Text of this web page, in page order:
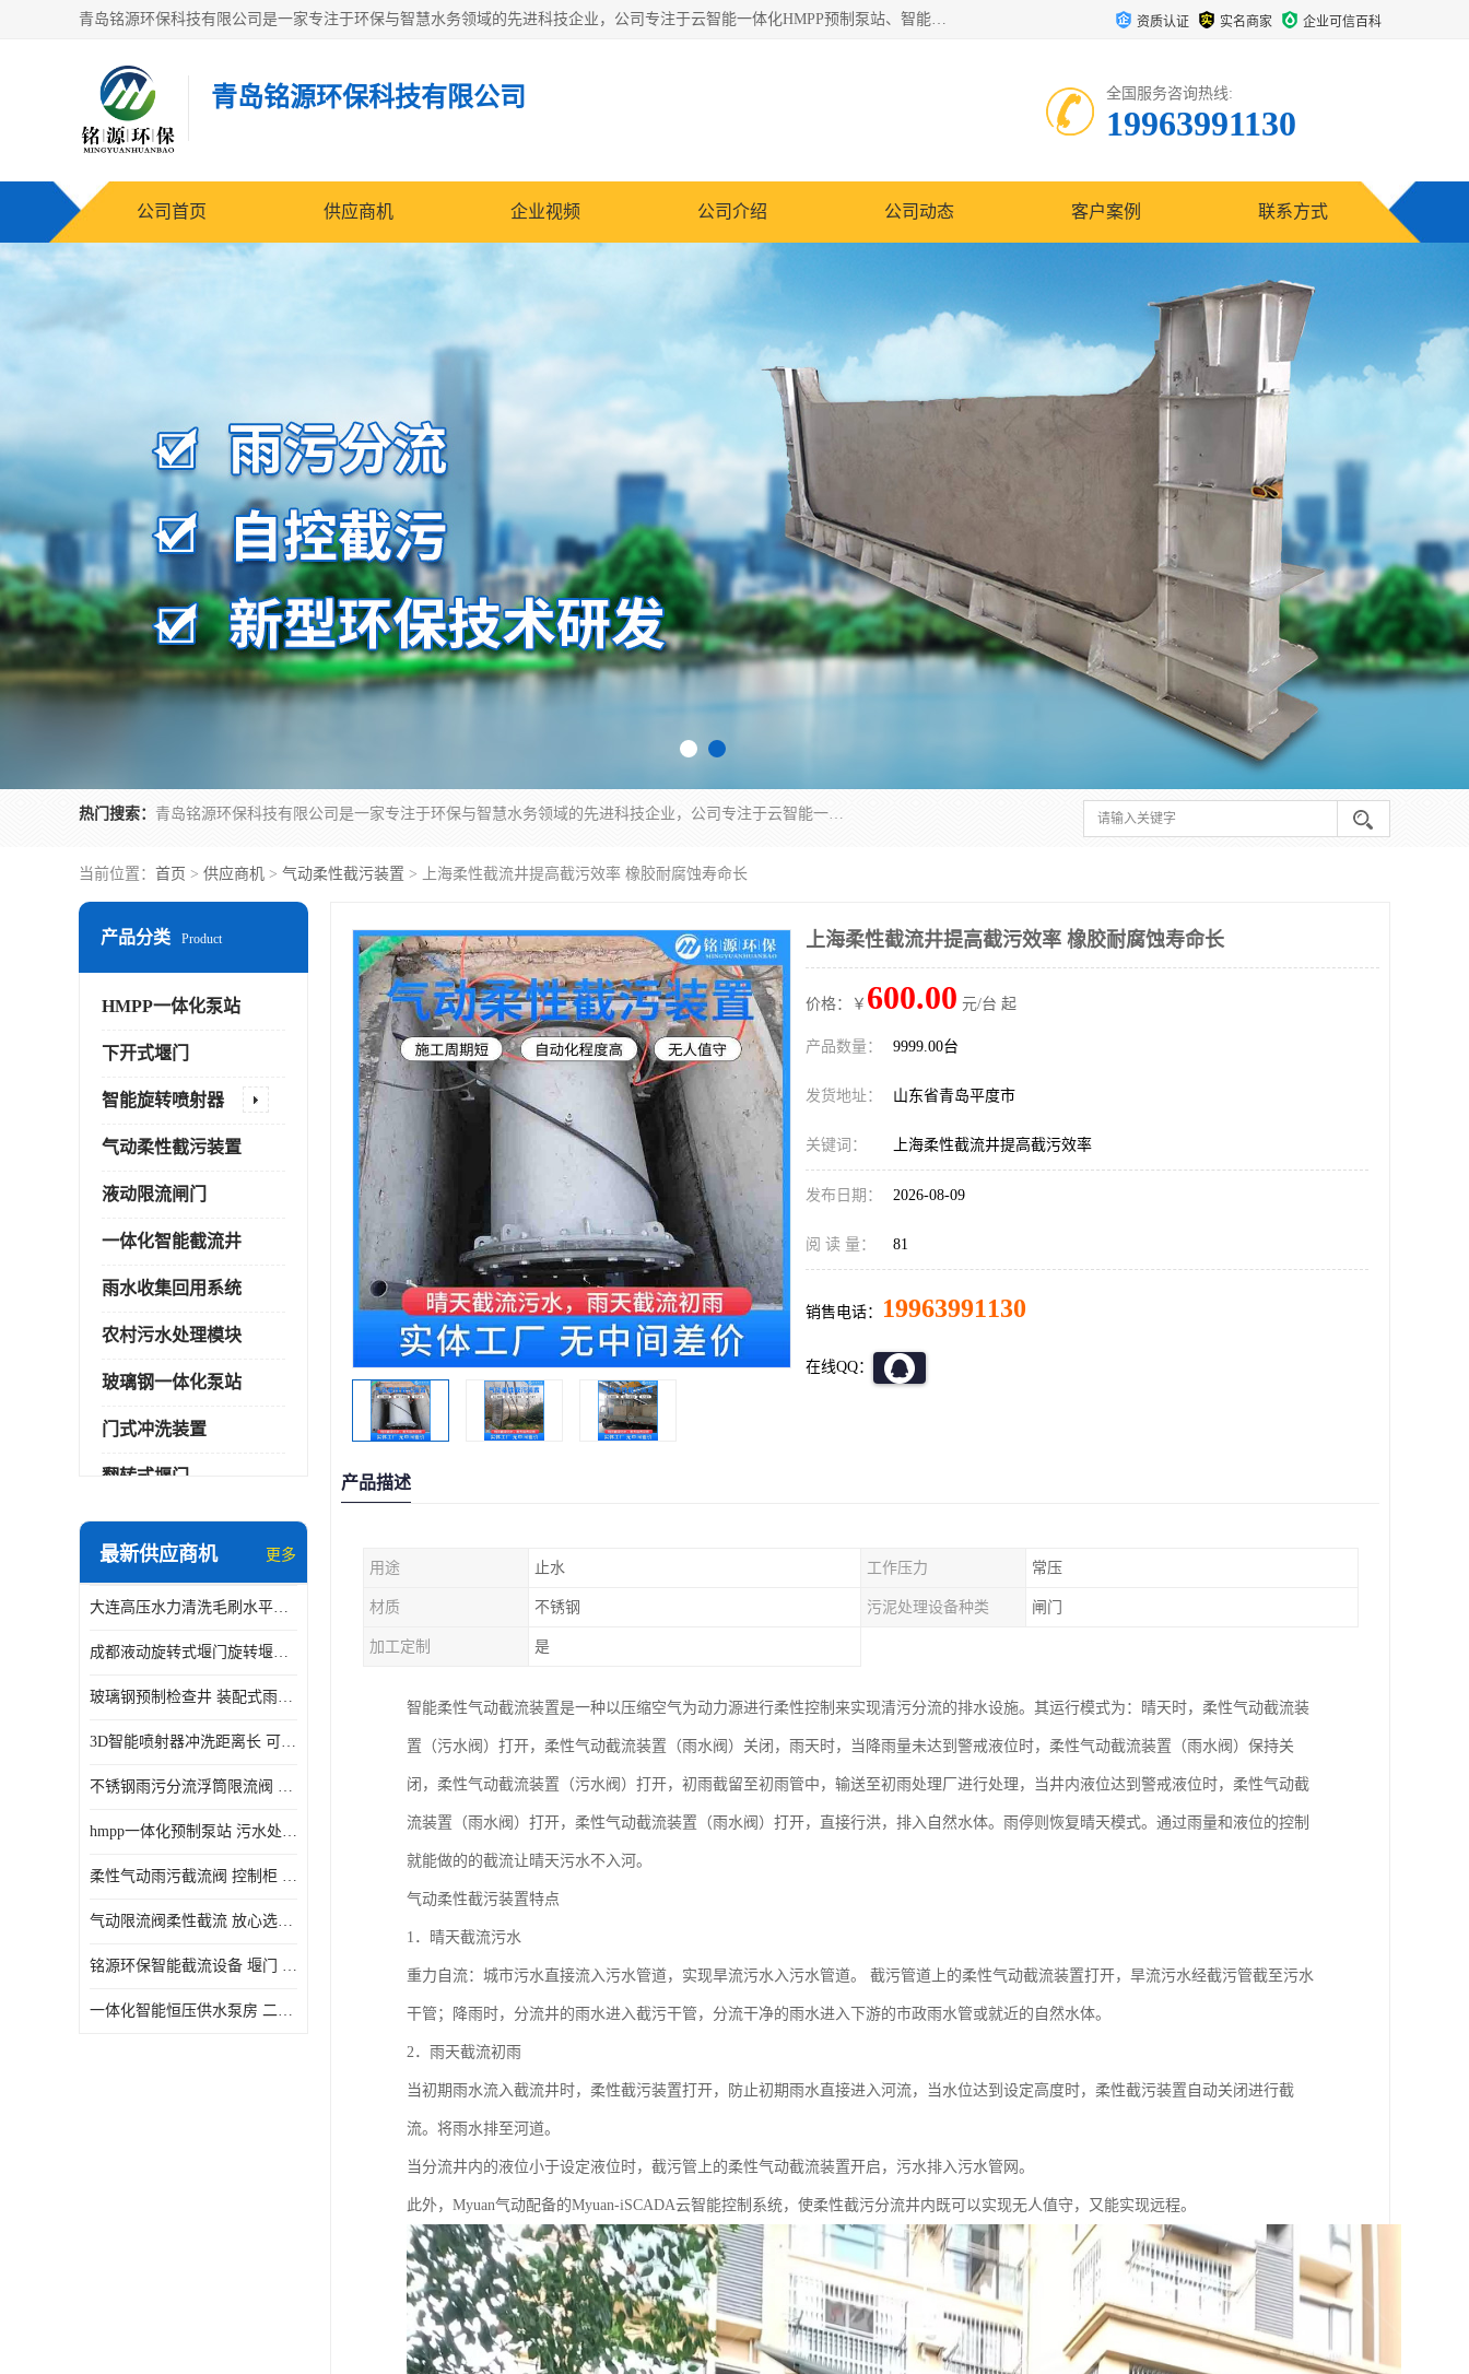
青岛铭源环保科技有限公司是一家专注于环保与智慧水务领域的先进科技企业，公司专注于云智能一体化HMPP预制泵站、智能截流井设备、调蓄池雨洪管理设备、水务循环利用、云智慧水务开发及新型环保技术研发等领域。 资质认证 实名商家 企业可信百科
青岛铭源环保科技有限公司 全国服务咨询热线:
19963991130
公司首页 供应商机 企业视频 公司介绍 公司动态 客户案例 联系方式
热门搜索： 青岛铭源环保科技有限公司是一家专注于环保与智慧水务领域的先进科技企业，公司专注于云智能一体化HMPP预制泵站、智能截流井设备、调蓄池雨洪管理设备、水务循环利用、云智慧水务开发及新型环保技术研发等领域。
当前位置： 首页 > 供应商机 > 气动柔性截污装置 > 上海柔性截流井提高截污效率 橡胶耐腐蚀寿命长
产品分类 Product
HMPP一体化泵站
下开式堰门
智能旋转喷射器
气动柔性截污装置
液动限流闸门
一体化智能截流井
雨水收集回用系统
农村污水处理模块
玻璃钢一体化泵站
门式冲洗装置
翻转式堰门
智能一体化雨水泵站
智能一体化供水泵房
智能一体化净水设备
最新供应商机 更多
大连高压水力清洗毛刷水平自清洁滚刷 水力自动冲洗系统 水力清洗
成都液动旋转式堰门旋转堰门 自动控制 SUS304
玻璃钢预制检查井 装配式雨水污水井 初期弃流井 源头厂家
3D智能喷射器冲洗距离长 可270度旋转 高强度水压远距离喷洗
不锈钢雨污分流浮筒限流阀 DN150-DN1000 品质可信
hmpp一体化预制泵站 污水处理系统 乡镇学校市政排水 厂家供应
柔性气动雨污截流阀 控制柜 远程控制安全性高检修方便
气动限流阀柔性截流 放心选购 控源截污铭源环保
铭源环保智能截流设备 堰门 铸铁调节闸门作用 源头商家 可定制
一体化智能恒压供水泵房 二次加压供水设备户外智慧泵房
上海柔性截流井提高截污效率 橡胶耐腐蚀寿命长
价格：￥ 600.00 元/台 起
产品数量： 9999.00台
发货地址： 山东省青岛平度市
关键词： 上海柔性截流井提高截污效率
发布日期： 2026-08-09
阅 读 量： 81
销售电话： 19963991130
在线QQ：
产品描述
用途 止水 工作压力 常压
材质 不锈钢 污泥处理设备种类 闸门
加工定制 是
智能柔性气动截流装置是一种以压缩空气为动力源进行柔性控制来实现清污分流的排水设施。其运行模式为：晴天时，柔性气动截流装
置（污水阀）打开，柔性气动截流装置（雨水阀）关闭，雨天时，当降雨量未达到警戒液位时，柔性气动截流装置（雨水阀）保持关
闭，柔性气动截流装置（污水阀）打开，初雨截留至初雨管中，输送至初雨处理厂进行处理，当井内液位达到警戒液位时，柔性气动截
流装置（雨水阀）打开，柔性气动截流装置（雨水阀）打开，直接行洪，排入自然水体。雨停则恢复晴天模式。通过雨量和液位的控制
就能做的的截流让晴天污水不入河。
气动柔性截污装置特点
1．晴天截流污水
重力自流：城市污水直接流入污水管道，实现旱流污水入污水管道。 截污管道上的柔性气动截流装置打开，旱流污水经截污管截至污水
干管；降雨时，分流井的雨水进入截污干管，分流干净的雨水进入下游的市政雨水管或就近的自然水体。
2．雨天截流初雨
当初期雨水流入截流井时，柔性截污装置打开，防止初期雨水直接进入河流，当水位达到设定高度时，柔性截污装置自动关闭进行截
流。将雨水排至河道。
当分流井内的液位小于设定液位时，截污管上的柔性气动截流装置开启，污水排入污水管网。
此外，Myuan气动配备的Myuan-iSCADA云智能控制系统，使柔性截污分流井内既可以实现无人值守，又能实现远程。